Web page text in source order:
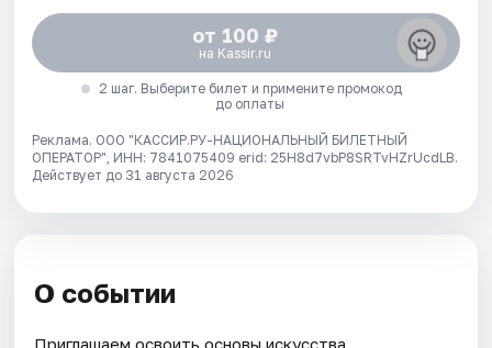
от 100 ₽
на Kassir.ru
2 шаг. Выберите билет и примените промокод
до оплаты
Реклама. ООО "КАССИР.РУ-НАЦИОНАЛЬНЫЙ БИЛЕТНЫЙ
ОПЕРАТОР", ИНН: 7841075409 erid: 25H8d7vbP8SRTvHZrUcdLB.
Действует до 31 августа 2026
О событии
Приглашаем освоить основы искусства